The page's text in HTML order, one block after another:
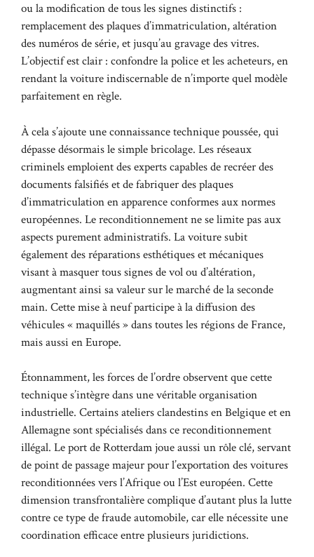
ou la modification de tous les signes distinctifs :
remplacement des plaques d’immatriculation, altération
des numéros de série, et jusqu’au gravage des vitres.
L’objectif est clair : confondre la police et les acheteurs, en
rendant la voiture indiscernable de n’importe quel modèle
parfaitement en règle.
À cela s’ajoute une connaissance technique poussée, qui
dépasse désormais le simple bricolage. Les réseaux
criminels emploient des experts capables de recréer des
documents falsifiés et de fabriquer des plaques
d’immatriculation en apparence conformes aux normes
européennes. Le reconditionnement ne se limite pas aux
aspects purement administratifs. La voiture subit
également des réparations esthétiques et mécaniques
visant à masquer tous signes de vol ou d’altération,
augmentant ainsi sa valeur sur le marché de la seconde
main. Cette mise à neuf participe à la diffusion des
véhicules « maquillés » dans toutes les régions de France,
mais aussi en Europe.
Étonnamment, les forces de l’ordre observent que cette
technique s’intègre dans une véritable organisation
industrielle. Certains ateliers clandestins en Belgique et en
Allemagne sont spécialisés dans ce reconditionnement
illégal. Le port de Rotterdam joue aussi un rôle clé, servant
de point de passage majeur pour l’exportation des voitures
reconditionnées vers l’Afrique ou l’Est européen. Cette
dimension transfrontalière complique d’autant plus la lutte
contre ce type de fraude automobile, car elle nécessite une
coordination efficace entre plusieurs juridictions.